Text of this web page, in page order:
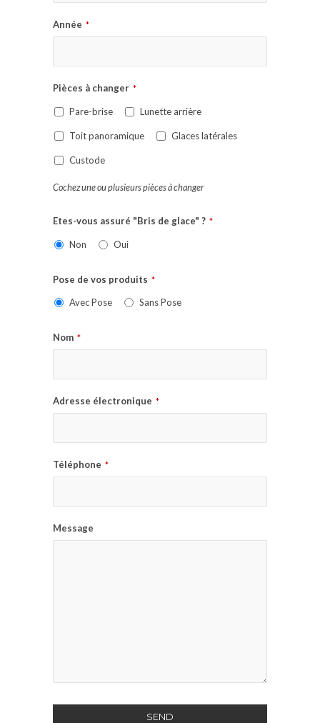
Année *
Pièces à changer *
Pare-brise Lunette arrière
Toit panoramique Glaces latérales
Custode
Cochez une ou plusieurs pièces à changer
Etes-vous assuré "Bris de glace" ? *
Non Oui
Pose de vos produits *
Avec Pose Sans Pose
Nom *
Adresse électronique *
Téléphone *
Message
SEND